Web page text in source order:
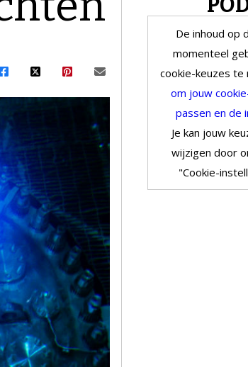
De inhoud op
momenteel
cookie-keuzes te
om jouw
passen en de
Je kan jouw
wijzigen door
"Cookie-